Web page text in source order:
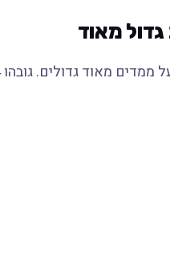
גדול מאוד
64 עד 81 סנטימטר ומשקלו 39 עד 73 קילוגרם.